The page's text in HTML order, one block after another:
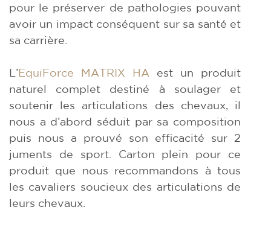
pour le préserver de pathologies pouvant
avoir un impact conséquent sur sa santé et
sa carrière.
L’EquiForce MATRIX HA est un produit
naturel complet destiné à soulager et
soutenir les articulations des chevaux, il
nous a d’abord séduit par sa composition
puis nous a prouvé son efficacité sur 2
juments de sport. Carton plein pour ce
produit que nous recommandons à tous
les cavaliers soucieux des articulations de
leurs chevaux.